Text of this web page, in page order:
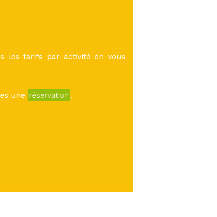
les tarifs par activité en vous
une réservation .